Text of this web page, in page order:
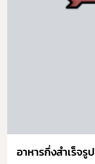
อาหารกึ่งสำเร็จรูป